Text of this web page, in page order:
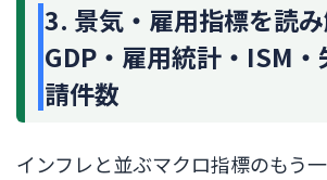
3. 景気・雇用指標を読み
GDP・雇用統計・ISM・
請件数
インフレと並ぶマクロ指標のもう